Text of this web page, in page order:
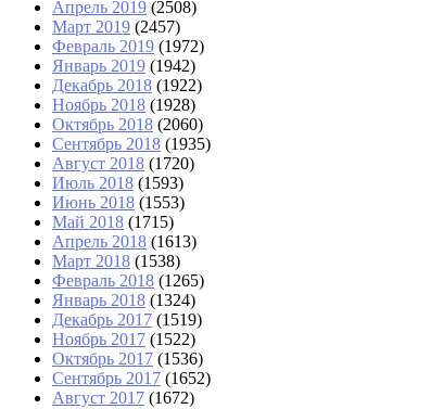
Апрель 2019 (2508)
Март 2019 (2457)
Февраль 2019 (1972)
Январь 2019 (1942)
Декабрь 2018 (1922)
Ноябрь 2018 (1928)
Октябрь 2018 (2060)
Сентябрь 2018 (1935)
Август 2018 (1720)
Июль 2018 (1593)
Июнь 2018 (1553)
Май 2018 (1715)
Апрель 2018 (1613)
Март 2018 (1538)
Февраль 2018 (1265)
Январь 2018 (1324)
Декабрь 2017 (1519)
Ноябрь 2017 (1522)
Октябрь 2017 (1536)
Сентябрь 2017 (1652)
Август 2017 (1672)